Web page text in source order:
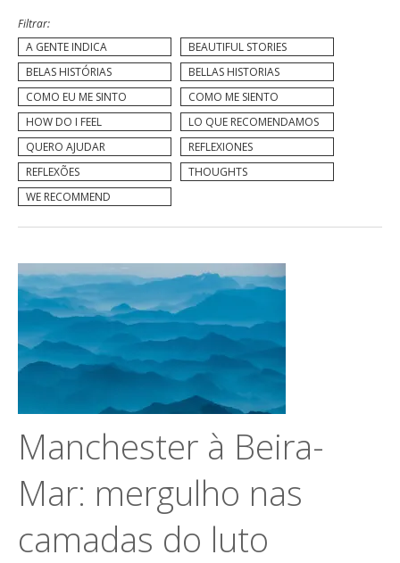
Filtrar:
A GENTE INDICA
BEAUTIFUL STORIES
BELAS HISTÓRIAS
BELLAS HISTORIAS
COMO EU ME SINTO
COMO ME SIENTO
HOW DO I FEEL
LO QUE RECOMENDAMOS
QUERO AJUDAR
REFLEXIONES
REFLEXÕES
THOUGHTS
WE RECOMMEND
Manchester à Beira-
Mar: mergulho nas
camadas do luto